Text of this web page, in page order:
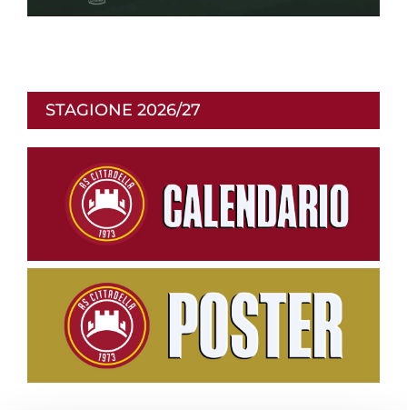
u
STAGIONE 2026/27